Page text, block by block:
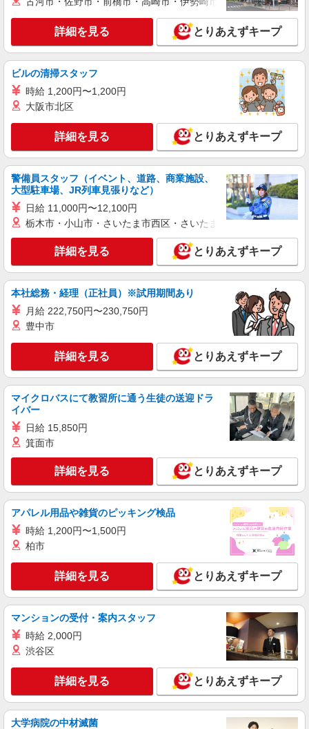
株式会社日本パーソナルビジネス 首都圏支社（T11_192）
≪携帯販売｜家電量販店のauコーナー≫
時給1700円〜1800円 ◆交通費規定支給◆直雇
用へ切替後：月給286,200円＋交通費
キープ 詳細を見る
株式会社日本パーソナルビジネス 首都圏支社（T11_222）
≪携帯販売｜家電量販店のauコーナー≫
時給1700円〜1800円 ◆交通費規定支給◆直雇
用へ切替後：月給286,200円＋交通費
東京都立川市泉町
キープ 詳細を見る
正社員
株式会社ケーズホールディングス
接客スタッフ(総合職)
大卒：基本給 260,000円 短大・専門卒：基本
給 240,000円 高卒：基本給 225,000円 ※上記
は2026年4月実績。 ※経験・年齢などを考慮し、
加給・優遇いたします。 ・各種手当 役職、通勤、
時間外、家族、目標達成、資格 等
店舗名：立川店 住所：東京都立川市泉町841番
地7 ※入社時の人員状況により、近隣の他店舗へ
配属される可能性がございます。 ※入社数年後
は、関東全域（茨城県、東京都、千葉県、埼玉
県、神奈川県、栃木県、群馬県）及び山梨県内で
キープ 詳細を見る
株式会社ケーズホールディングス
【2027年新卒採用】接客・販売スタッフ
【大卒】 基本給 260,000円 【短
大・専門卒】 基本給 240,000円 ※上記は2026
年4月実績。 ・各種手当 役職、通勤、時間外、家
※平
均年収570万円 ※平均勤続年数17年以上
店舗名：立川店 住所：東京都立川市泉町841番
地7 ※入社後は必ず、通勤圏内の店舗へ配属 ※入
社時の人員状況により、近隣の他店舗へ配属され
る可能性がございます。 ※入社数年後は、関東全
域（茨城県、東京都、千葉県、埼玉県、神奈川
県、栃木県、群馬県）及び山梨県内での転居を伴
う転勤があります。
キープ 詳細を見る
派遣社員 紹介予定派遣
株式会社シエロ
人気機種に詳しくなれる携帯販売【au】
時給1650円〜 ※残業代支給 ★交通費上限800
円/日 【資格手当制度】 au資格取得で5200〜
11400円/月支給 家電アドバイザー資格をお持ちの
方はグレードに合わせて2500〜5000円/月支給 ※
入社後獲得も対象 【役割手当】 CSA（チーフセ
ールスアドバイザー）に昇格すると16600円/月支
東京都立川市の家電量販店
キープ 詳細を見る
詳細を見る とりあえずキープ
ビルの清掃スタッフ
時給 1,200円〜1,200円
大阪市北区
詳細を見る とりあえずキープ
警備員スタッフ（イベント、道路、商業施設、
大型駐車場、JR列車見張りなど）
日給 11,000円〜12,100円
栃木市・小山市・さいたま市西区・さいたま市岩槻区・久喜市・
詳細を見る とりあえずキープ
本社総務・経理（正社員）※試用期間あり
月給 222,750円〜230,750円
豊中市
詳細を見る とりあえずキープ
マイクロバスにて教習所に通う生徒の送迎ドラ
イバー
日給 15,850円
箕面市
詳細を見る とりあえずキープ
アパレル用品や雑貨のピッキング検品
時給 1,200円〜1,500円
柏市
詳細を見る とりあえずキープ
マンションの受付・案内スタッフ
時給 2,000円
渋谷区
詳細を見る とりあえずキープ
大学病院の中材滅菌